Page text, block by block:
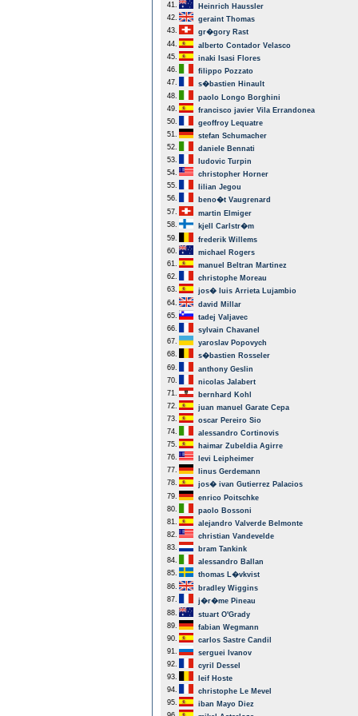
41.
Heinrich Haussler
42.
geraint Thomas
43.
gr�gory Rast
44.
alberto Contador Velasco
45.
inaki Isasi Flores
46.
filippo Pozzato
47.
s�bastien Hinault
48.
paolo Longo Borghini
49.
francisco javier Vila Errandonea
50.
geoffroy Lequatre
51.
stefan Schumacher
52.
daniele Bennati
53.
ludovic Turpin
54.
christopher Horner
55.
lilian Jegou
56.
beno�t Vaugrenard
57.
martin Elmiger
58.
kjell Carlstr�m
59.
frederik Willems
60.
michael Rogers
61.
manuel Beltran Martinez
62.
christophe Moreau
63.
jos� luis Arrieta Lujambio
64.
david Millar
65.
tadej Valjavec
66.
sylvain Chavanel
67.
yaroslav Popovych
68.
s�bastien Rosseler
69.
anthony Geslin
70.
nicolas Jalabert
71.
bernhard Kohl
72.
juan manuel Garate Cepa
73.
oscar Pereiro Sio
74.
alessandro Cortinovis
75.
haimar Zubeldia Agirre
76.
levi Leipheimer
77.
linus Gerdemann
78.
jos� ivan Gutierrez Palacios
79.
enrico Poitschke
80.
paolo Bossoni
81.
alejandro Valverde Belmonte
82.
christian Vandevelde
83.
bram Tankink
84.
alessandro Ballan
85.
thomas L�vkvist
86.
bradley Wiggins
87.
j�r�me Pineau
88.
stuart O'Grady
89.
fabian Wegmann
90.
carlos Sastre Candil
91.
serguei Ivanov
92.
cyril Dessel
93.
leif Hoste
94.
christophe Le Mevel
95.
iban Mayo Diez